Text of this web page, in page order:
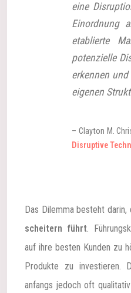
eine
Einordnung
etablierte
potenzielle
erkennen
eigenen
– Clayton M.
Disruptive
Das Dilemma besteht darin,
scheitern führt.
auf ihre besten Kunden zu
Produkte zu investieren.
anfangs jedoch oft